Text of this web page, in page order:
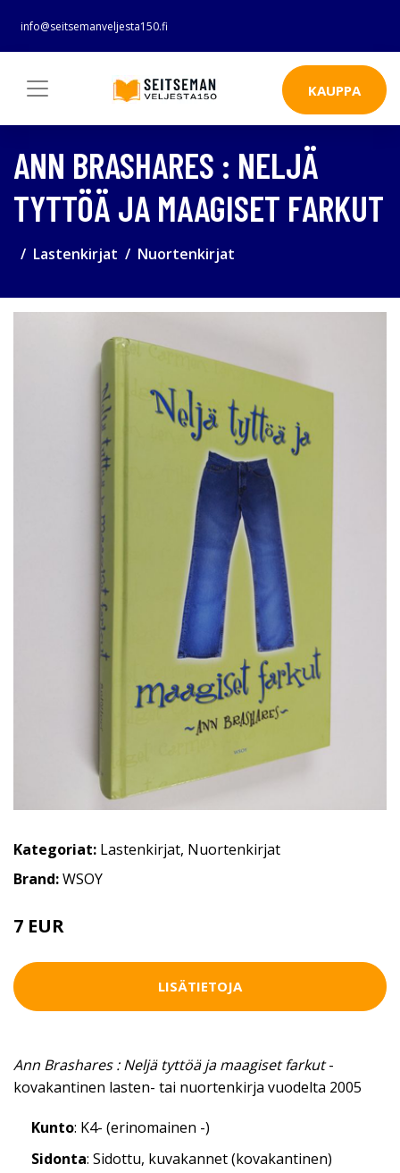
info@seitsemanveljesta150.fi
KAUPPA
ANN BRASHARES : NELJÄ
TYTTÖÄ JA MAAGISET FARKUT
Lastenkirjat Nuortenkirjat
Kategoriat: Lastenkirjat, Nuortenkirjat
Brand:WSOY
7 EUR
LISÄTIETOJA
Ann Brashares : Neljä tyttöä ja maagiset farkut-
kovakantinen lasten- tai nuortenkirja vuodelta 2005
Kunto: K4- (erinomainen -)
Sidonta: Sidottu, kuvakannet (kovakantinen)